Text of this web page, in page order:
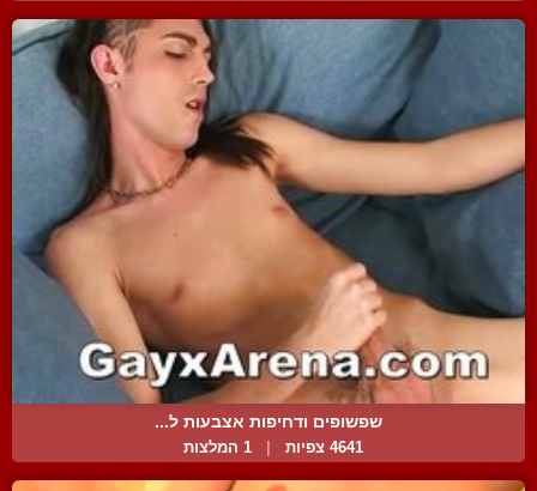
שפשופים ודחיפות אצבעות ל...
4641 צפיות 1 המלצות